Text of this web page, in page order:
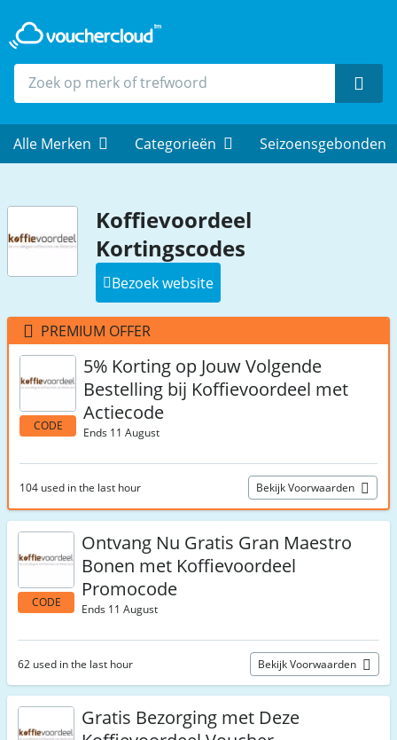
Alle Merken Categorieën Seizoensgebonden
Koffievoordeel
Kortingscodes
Bezoek website
PREMIUM OFFER
CODE
5% Korting op Jouw Volgende
Bestelling bij Koffievoordeel met
Actiecode
Ends 11 August
104 used in the last hour Bekijk Voorwaarden
CODE
Ontvang Nu Gratis Gran Maestro
Bonen met Koffievoordeel
Promocode
Ends 11 August
62 used in the last hour Bekijk Voorwaarden
Gratis Bezorging met Deze